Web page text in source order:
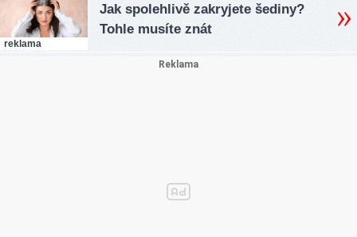
reklama
Jak spolehlivě zakryjete šediny?
Tohle musíte znát